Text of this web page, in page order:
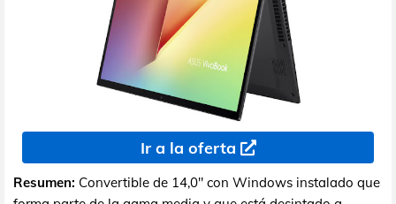
Ir a la oferta
Resumen: Convertible de 14,0" con Windows instalado que